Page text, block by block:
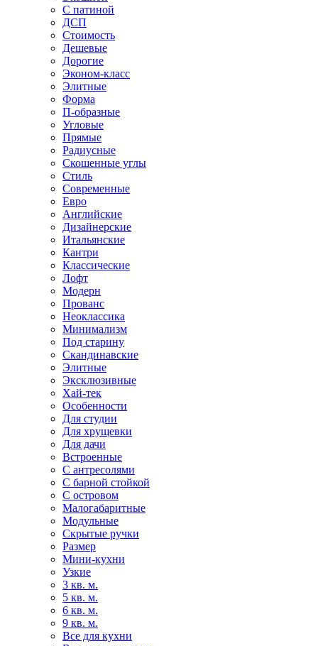
С патиной
ДСП
Стоимость
Дешевые
Дорогие
Эконом-класс
Элитные
Форма
П-образные
Угловые
Прямые
Радиусные
Скошенные углы
Стиль
Современные
Евро
Английские
Дизайнерские
Итальянские
Кантри
Классические
Лофт
Модерн
Прованс
Неоклассика
Минимализм
Под старину
Скандинавские
Элитные
Эксклюзивные
Хай-тек
Особенности
Для студии
Для хрущевки
Для дачи
Встроенные
С антресолями
С барной стойкой
С островом
Малогабаритные
Модульные
Скрытые ручки
Размер
Мини-кухни
Узкие
3 кв. м.
5 кв. м.
6 кв. м.
9 кв. м.
Все для кухни